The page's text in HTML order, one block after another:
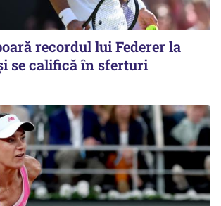
recordul lui Federer la
se califică în sferturi